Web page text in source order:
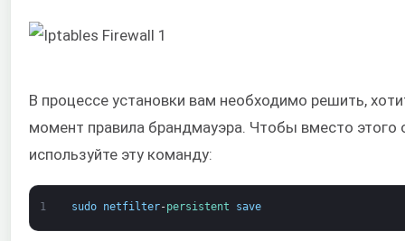
В процессе установки вам необходимо решить,
момент правила брандмауэра. Чтобы вместо этого
используйте эту команду:
1 sudo netfilter-persistent save